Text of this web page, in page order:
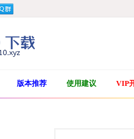
版本推荐 使用建议 VIP